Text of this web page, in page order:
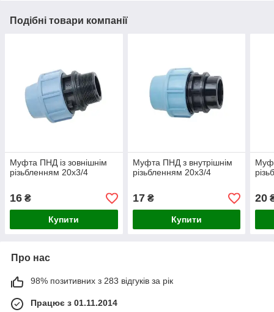
Подібні товари компанії
Муфта ПНД із зовнішнім
різьбленням 20х3/4
16 ₴
Купити
Муфта ПНД з внутрішнім
різьбленням 20х3/4
17₴
Купити
20
Про нас
98% позитивних з 283 відгуків за рік
Працює з 01.11.2014